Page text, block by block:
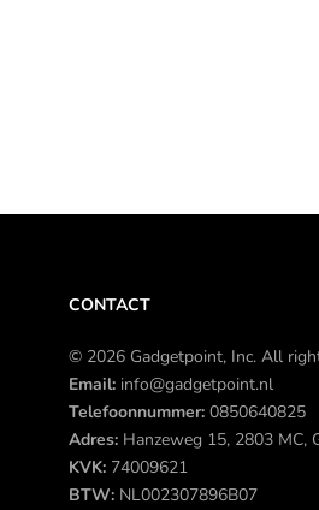
CONTACT
© 2026 Gadgetpoint, Inc. All
Email: info@gadgetpoint.nl
Telefoonnummer: 0850640825
Adres: Hanzeweg 15, 2803 MC,
KVK: 74009621
BTW: NL002307896B07